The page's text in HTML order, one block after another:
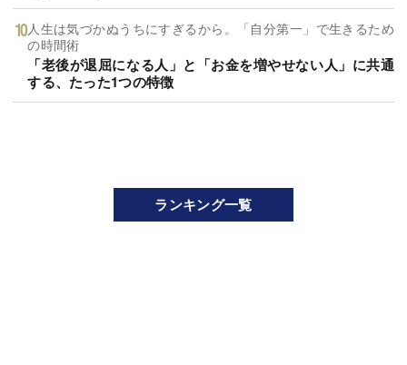
人生は気づかぬうちにすぎるから。「自分第一」で生きるため
の時間術
「老後が退屈になる人」と「お金を増やせない人」に共通
する、たった1つの特徴
ランキング一覧